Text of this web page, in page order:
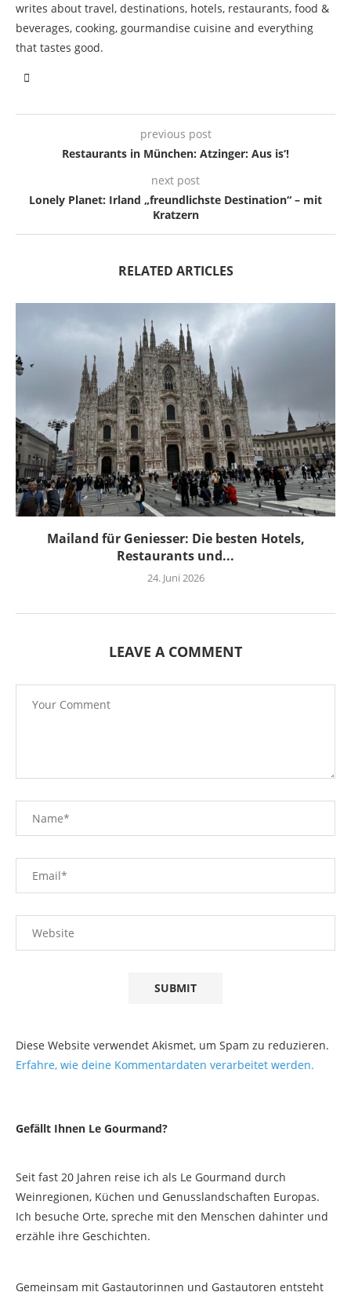
writes about travel, destinations, hotels, restaurants, food &
beverages, cooking, gourmandise cuisine and everything
that tastes good.
previous post
Restaurants in München: Atzinger: Aus is‘!
next post
Lonely Planet: Irland „freundlichste Destination“ – mit
Kratzern
RELATED ARTICLES
Mailand für Geniesser: Die besten Hotels,
Restaurants und...
24. Juni 2026
LEAVE A COMMENT
Diese Website verwendet Akismet, um Spam zu reduzieren.
Erfahre, wie deine Kommentardaten verarbeitet werden.
Gefällt Ihnen Le Gourmand?
Seit fast 20 Jahren reise ich als Le Gourmand durch
Weinregionen, Küchen und Genusslandschaften Europas.
Ich besuche Orte, spreche mit den Menschen dahinter und
erzähle ihre Geschichten.
Gemeinsam mit Gastautorinnen und Gastautoren entsteht